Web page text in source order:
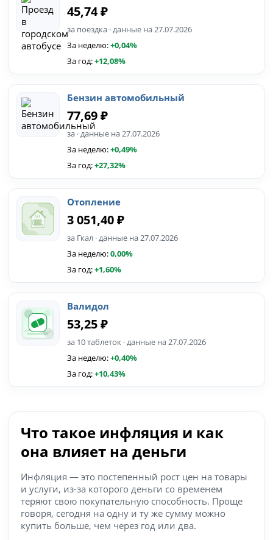
45,74 ₽
за поездка · данные на 27.07.2026
За неделю:+0,04%
За год:+12,08%
Бензин автомобильный
77,69 ₽
за · данные на 27.07.2026
За неделю:+0,49%
За год:+27,32%
Отопление
3 051,40 ₽
за Гкал · данные на 27.07.2026
За неделю:0,00%
За год:+1,60%
Валидол
53,25 ₽
за 10 таблеток · данные на 27.07.2026
За неделю:+0,40%
За год:+10,43%
Что такое инфляция и как
она влияет на деньги
Инфляция — это постепенный рост цен на товары
и услуги, из-за которого деньги со временем
теряют свою покупательную способность. Проще
говоря, сегодня на одну и ту же сумму можно
купить больше, чем через год или два.